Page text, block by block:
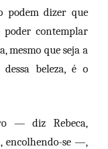
podem dizer que
poder contemplar
mesmo que seja a
beleza, é o
— diz Rebeca,
encolhendo-se —,